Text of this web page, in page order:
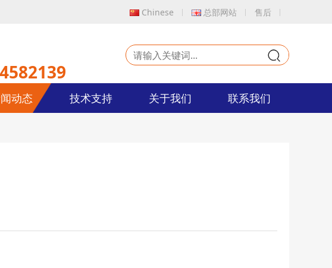
Chinese 总部网站 售后
动态 技术支持 关于我们 联系我们